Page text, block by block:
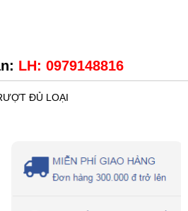
LH: 0979148816
ĐỦ LOẠI